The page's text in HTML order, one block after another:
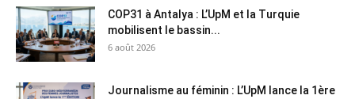
COP31 à Antalya : L’UpM et la Turquie
mobilisent le bassin...
6 août 2026
Journalisme au féminin : L’UpM lance la 1ère